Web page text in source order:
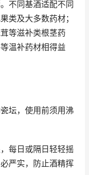
不同基酒适配不同
类及大多数药材；
等滋补类根茎药
温补药材相得益
坛，使用前须用沸
每日或隔日轻轻摇
严实，防止酒精挥